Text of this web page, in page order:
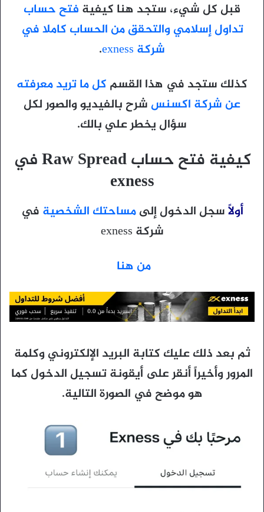
قبل كل شيء، ستجد هنا كيفية فتح حساب
تداول إسلامي والتحقق من الحساب كاملا في
شركة exness
.
كذلك ستجد في هذا القسم كل ما تريد معرفته
عن شركة اكسنس شرح بالفيديو والصور لكل
سؤال يخطر علي بالك.
كيفية فتح حساب Raw Spread في
exness
أولاًسجل الدخول إلىمساحتك الشخصية في
شركة exness
من هنا
ثم بعد ذلك عليك كتابة البريد الإلكتروني وكلمة
المرور وأخيراً أنقر على أيقونة تسجيل الدخول كما
هو موضح في الصورة التالية.